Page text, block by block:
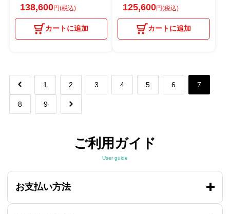
138,600円(税込)
カートに追加
125,600円(税込)
カートに追加
1 2 3 4 5 6 7
8 9
ご利用ガイド
User guide
お支払い方法